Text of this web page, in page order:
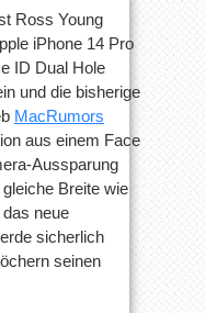
Ross Young
iPhone 14 Pro
ID Dual Hole
und die bisherige
MacRumors
aus einem Face
Aussparung
Breite wie
neue
sicherlich
seinen